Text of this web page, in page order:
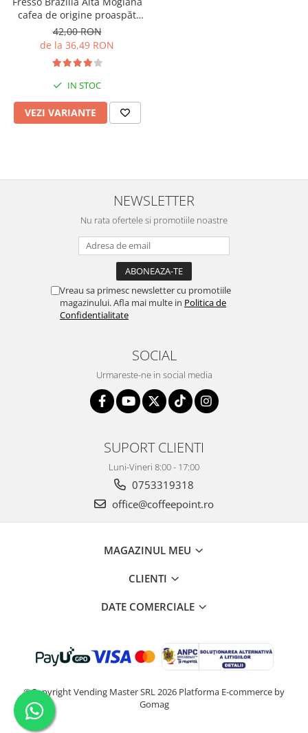
cafea de origine proaspăt
prăjită și măcinată
42,00 RON
de la 36,49 RON
IN STOC
VEZI VARIANTE
NEWSLETTER
Nu rata ofertele si promotiile noastre
Vreau sa primesc newsletter cu promotiile
magazinului. Afla mai multe in Politica de
Confidentialitate
SOCIAL
Urmareste-ne in social media
SUPORT CLIENTI
Luni-Vineri 8:00 - 17:00
0753319318
office@coffeepoint.ro
MAGAZINUL MEU
CLIENTI
DATE COMERCIALE
©Copyright Vending Master SRL 2026 Platforma E-commerce by
Gomag